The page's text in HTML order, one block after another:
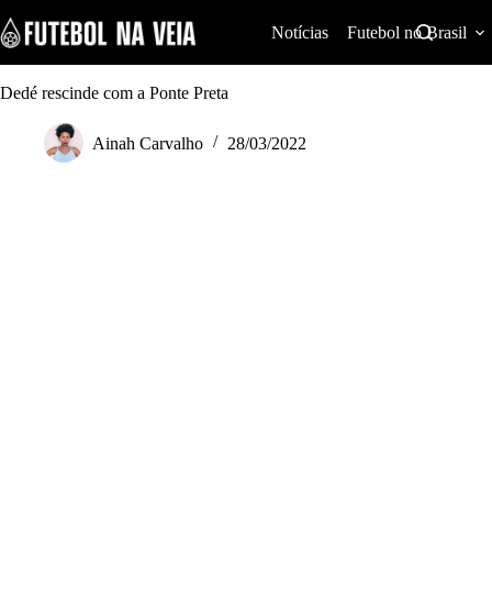
k
i
p
t
Notícias Futebol no Brasil
Dedé rescinde com a Ponte Preta
Ainah Carvalho 28/03/2022